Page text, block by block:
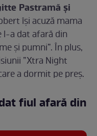
Pastramă și
își acuză mama
a dat afară din
și pumni”. În plus,
”Xtra Night
a dormit pe preș.
fiul afară din